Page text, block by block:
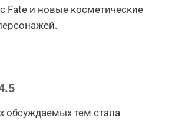
Fate и новые косметические
обсуждаемых тем стала